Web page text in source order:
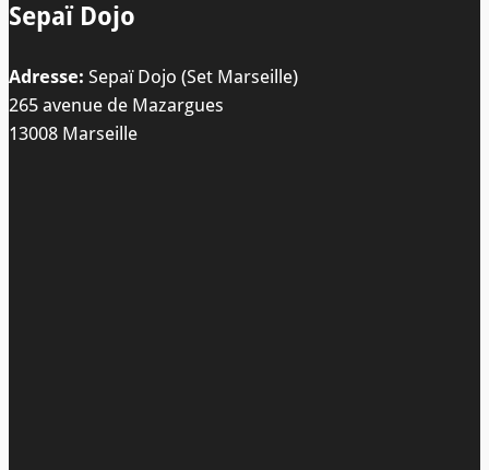
Sepaï Dojo
Adresse: Sepaï Dojo (Set Marseille)
265 avenue de Mazargues
13008 Marseille